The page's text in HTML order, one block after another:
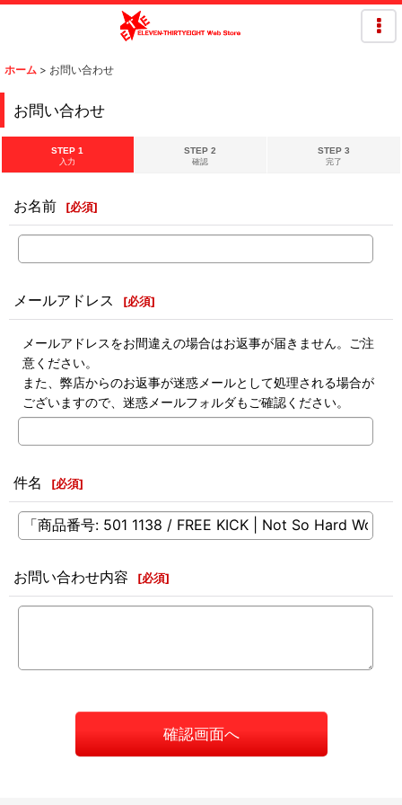
ホーム > お問い合わせ
お問い合わせ
STEP 1
入力
STEP 2
確認
STEP 3
完了
お名前 [必須]
メールアドレス [必須]
メールアドレスをお間違えの場合はお返事が届きません。ご注
意ください。
また、弊店からのお返事が迷惑メールとして処理される場合が
ございますので、迷惑メールフォルダもご確認ください。
件名 [必須]
お問い合わせ内容 [必須]
確認画面へ